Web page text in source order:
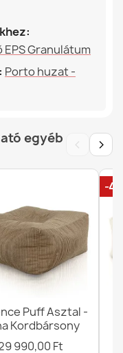
Granulátum
Porto huzat -
egyéb ‹ ›
Puff Asztal -
Kordbársony
990,00 Ft
-